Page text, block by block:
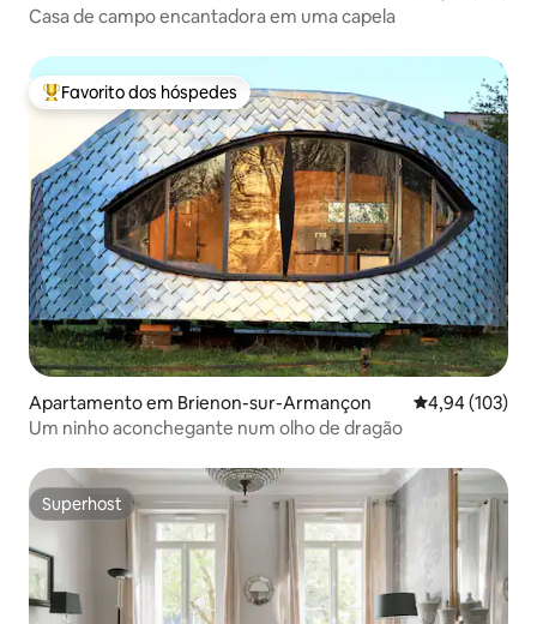
Casa de campo encantadora em uma capela
Favoritos dos hóspedes mais apreciados
Favorito dos hóspedes
Apartamento em Brienon-sur-Armançon Classificação
4,94 (103)
Um ninho aconchegante num olho de dragão
Superhost
Superhost